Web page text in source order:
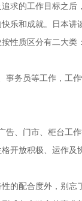
的工作目标之后
乐和成就。日本
性质区分有二大类：
员等工作，工作
、门市、柜台工作
开放积极、运作及
配合度外，别忘